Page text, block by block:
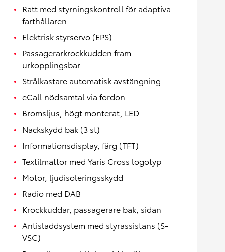
Ratt med styrningskontroll för adaptiva
farthållaren
Elektrisk styrservo (EPS)
Passagerarkrockkudden fram
urkopplingsbar
Strålkastare automatisk avstängning
eCall nödsamtal via fordon
Bromsljus, högt monterat, LED
Nackskydd bak (3 st)
Informationsdisplay, färg (TFT)
Textilmattor med Yaris Cross logotyp
Motor, ljudisoleringsskydd
Radio med DAB
Krockkuddar, passagerare bak, sidan
Antisladdsystem med styrassistans (S-
VSC)